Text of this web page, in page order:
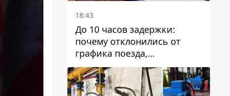
18:43
До 10 часов задержки:
почему отклонились от
графика поезда,
курсирующие через Днепр
и область